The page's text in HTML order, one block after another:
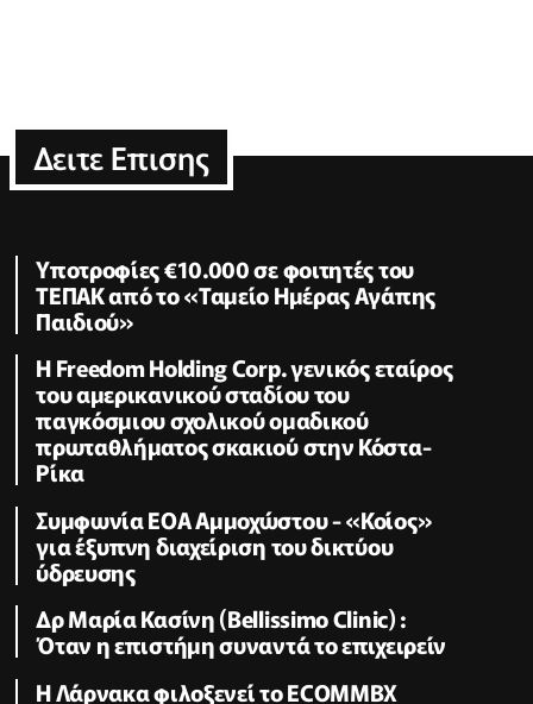
Δειτε Επισης
Υποτροφίες €10.000 σε φοιτητές του
ΤΕΠΑΚ από το «Ταμείο Ημέρας Αγάπης
Παιδιού»
Η Freedom Holding Corp. γενικός εταίρος
του αμερικανικού σταδίου του
παγκόσμιου σχολικού ομαδικού
πρωταθλήματος σκακιού στην Κόστα-
Ρίκα
Συμφωνία ΕΟΑ Αμμοχώστου - «Κοίος»
για έξυπνη διαχείριση του δικτύου
ύδρευσης
Δρ Μαρία Κασίνη (Bellissimo Clinic) :
Όταν η επιστήμη συναντά το επιχειρείν
Η Λάρνακα φιλοξενεί το ECOMMBX